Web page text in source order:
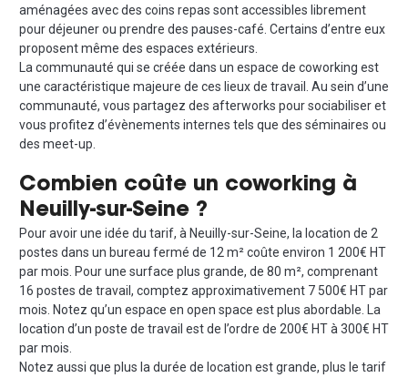
aménagées avec des coins repas sont accessibles librement
pour déjeuner ou prendre des pauses-café. Certains d’entre eux
proposent même des espaces extérieurs.
La communauté qui se créée dans un espace de coworking est
une caractéristique majeure de ces lieux de travail. Au sein d’une
communauté, vous partagez des afterworks pour sociabiliser et
vous profitez d’évènements internes tels que des séminaires ou
des meet-up.
Combien coûte un coworking à
Neuilly-sur-Seine ?
Pour avoir une idée du tarif, à Neuilly-sur-Seine, la location de 2
postes dans un bureau fermé de 12 m² coûte environ 1 200€ HT
par mois. Pour une surface plus grande, de 80 m², comprenant
16 postes de travail, comptez approximativement 7 500€ HT par
mois. Notez qu’un espace en open space est plus abordable. La
location d’un poste de travail est de l’ordre de 200€ HT à 300€ HT
par mois.
Notez aussi que plus la durée de location est grande, plus le tarif